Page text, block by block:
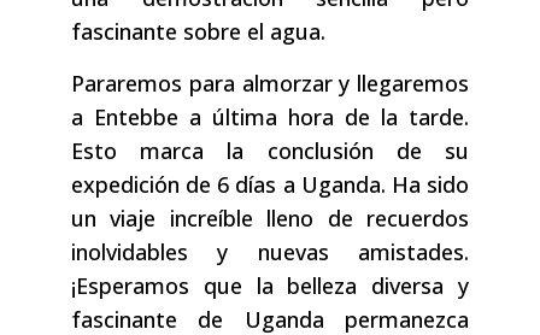
fascinante sobre el agua.
Pararemos para almorzar y llegaremos
a Entebbe a última hora de la tarde.
Esto marca la conclusión de su
expedición de 6 días a Uganda. Ha sido
un viaje increíble lleno de recuerdos
inolvidables y nuevas amistades.
¡Esperamos que la belleza diversa y
fascinante de Uganda permanezca